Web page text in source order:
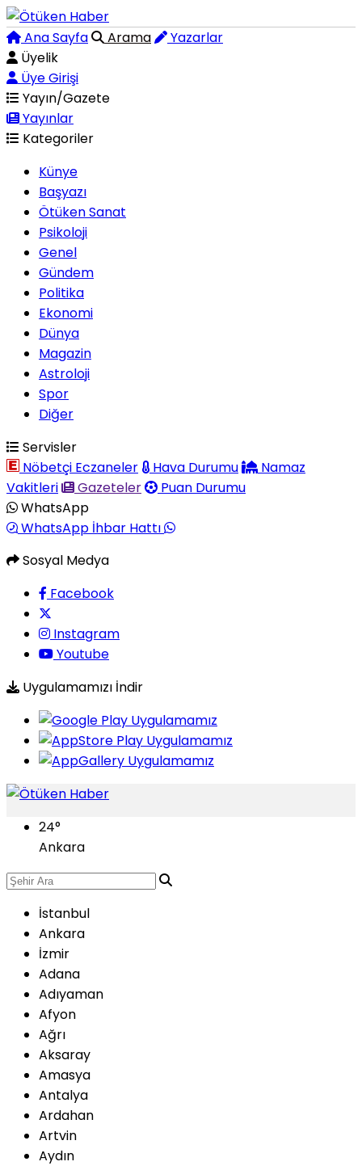
Ana Sayfa Arama
Yazarlar
Üyelik
Üye Girişi
Yayın/Gazete
Yayınlar
Kategoriler
Künye
Başyazı
Ötüken Sanat
Psikoloji
Genel
Gündem
Politika
Ekonomi
Dünya
Magazin
Astroloji
Spor
Diğer
Servisler
Nöbetçi Eczaneler
Hava Durumu
Namaz
Vakitleri
Gazeteler
Puan Durumu
WhatsApp
WhatsApp İhbar Hattı
Sosyal Medya
Facebook
Instagram
Youtube
Uygulamamızı İndir
24°
Ankara
İstanbul
Ankara
İzmir
Adana
Adıyaman
Afyon
Ağrı
Aksaray
Amasya
Antalya
Ardahan
Artvin
Aydın